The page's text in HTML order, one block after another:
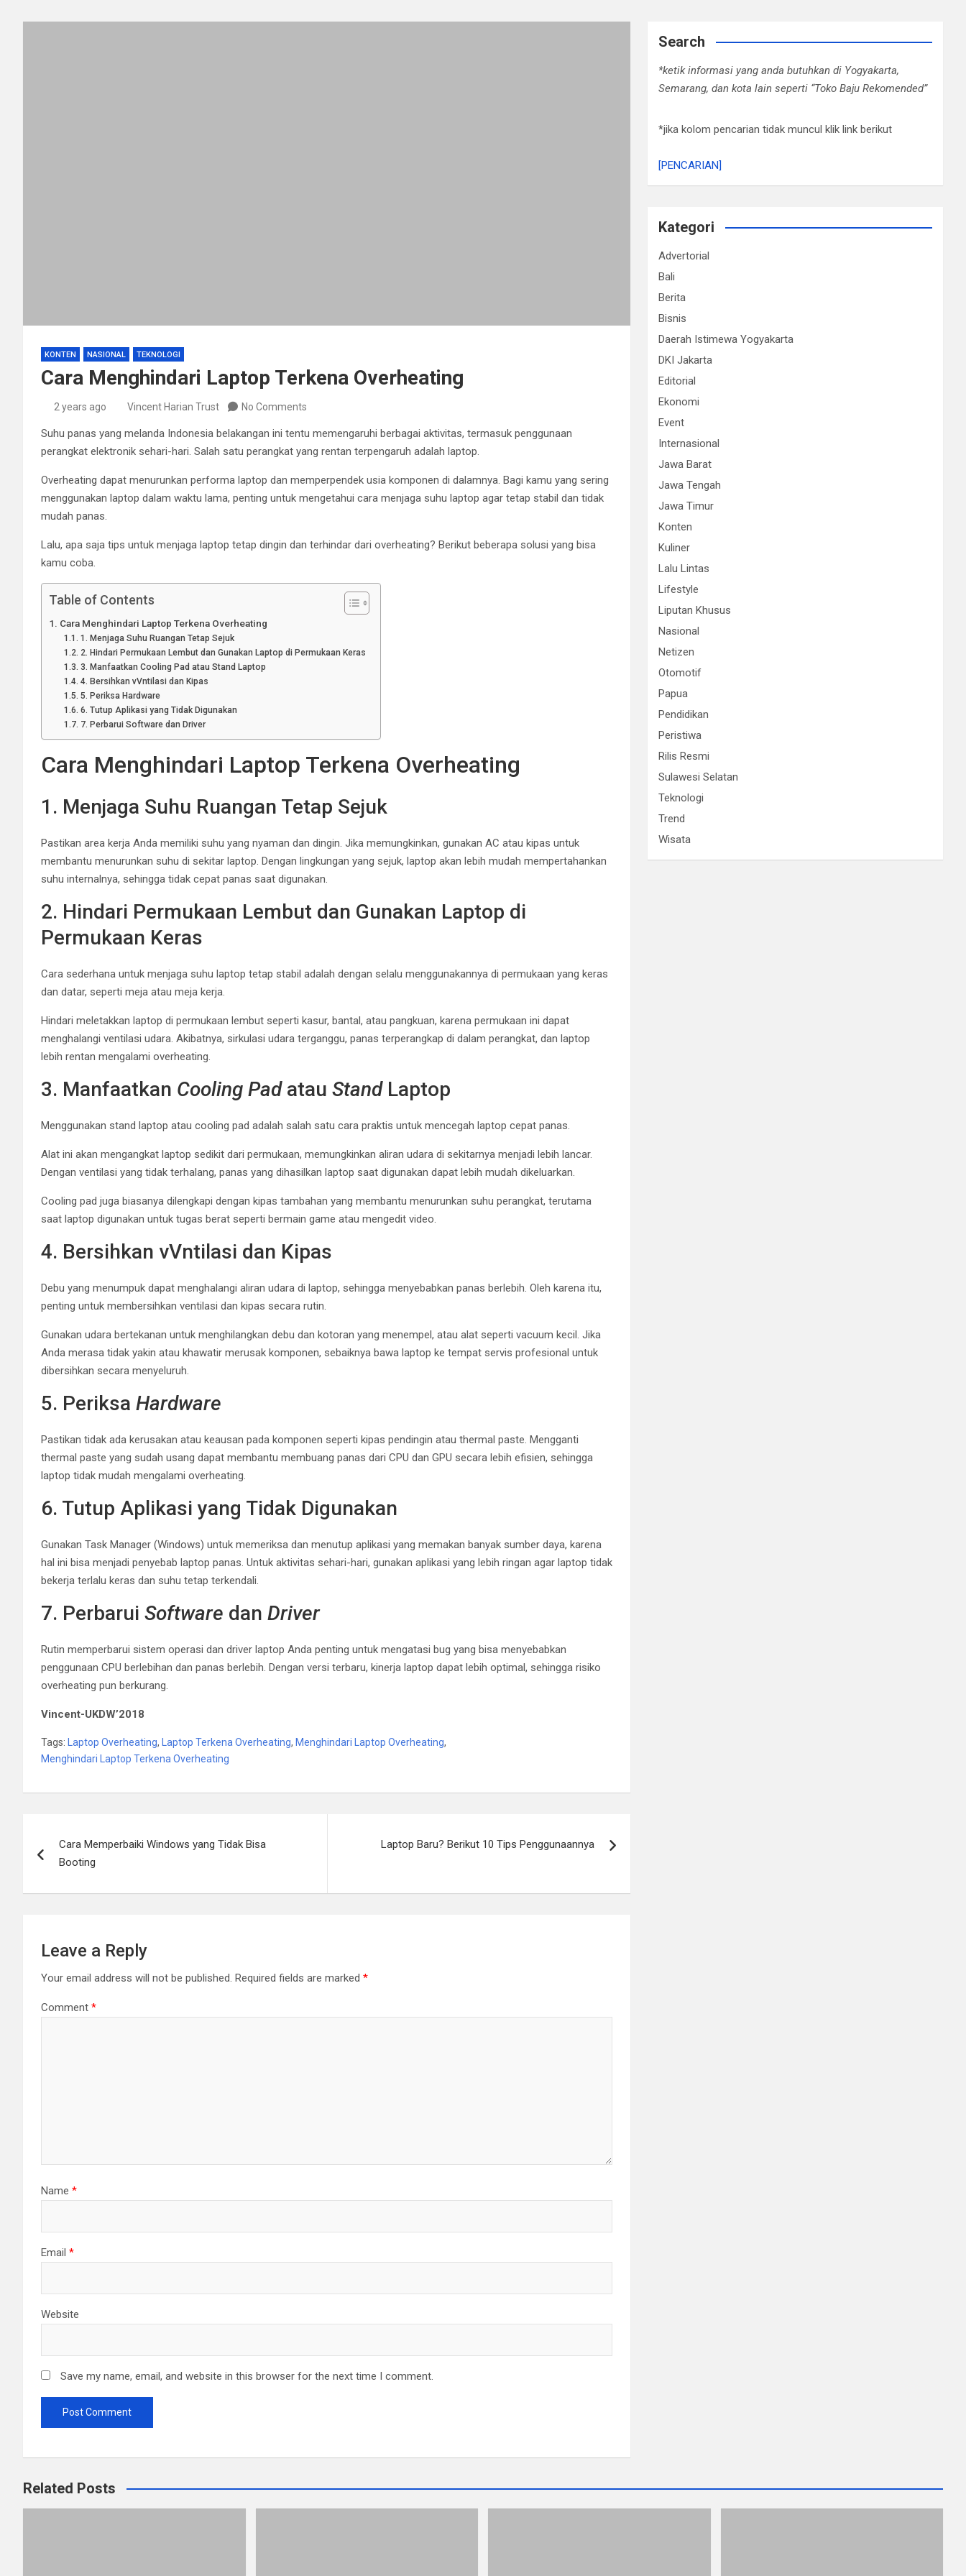
KONTEN NASIONAL TEKNOLOGI
Cara Menghindari Laptop Terkena Overheating
2 years ago Vincent Harian Trust No Comments
Suhu panas yang melanda Indonesia belakangan ini tentu memengaruhi berbagai aktivitas, termasuk penggunaan
perangkat elektronik sehari-hari. Salah satu perangkat yang rentan terpengaruh adalah laptop.
Overheating dapat menurunkan performa laptop dan memperpendek usia komponen di dalamnya. Bagi kamu yang sering
menggunakan laptop dalam waktu lama, penting untuk mengetahui cara menjaga suhu laptop agar tetap stabil dan tidak
mudah panas.
Lalu, apa saja tips untuk menjaga laptop tetap dingin dan terhindar dari overheating? Berikut beberapa solusi yang bisa
kamu coba.
Table of Contents
Cara Menghindari Laptop Terkena Overheating
1. Menjaga Suhu Ruangan Tetap Sejuk
2. Hindari Permukaan Lembut dan Gunakan Laptop di Permukaan Keras
3. Manfaatkan Cooling Pad atau Stand Laptop
4. Bersihkan vVntilasi dan Kipas
5. Periksa Hardware
6. Tutup Aplikasi yang Tidak Digunakan
7. Perbarui Software dan Driver
Cara Menghindari Laptop Terkena Overheating
1. Menjaga Suhu Ruangan Tetap Sejuk
Pastikan area kerja Anda memiliki suhu yang nyaman dan dingin. Jika memungkinkan, gunakan AC atau kipas untuk
membantu menurunkan suhu di sekitar laptop. Dengan lingkungan yang sejuk, laptop akan lebih mudah mempertahankan
suhu internalnya, sehingga tidak cepat panas saat digunakan.
2. Hindari Permukaan Lembut dan Gunakan Laptop di
Permukaan Keras
Cara sederhana untuk menjaga suhu laptop tetap stabil adalah dengan selalu menggunakannya di permukaan yang keras
dan datar, seperti meja atau meja kerja.
Hindari meletakkan laptop di permukaan lembut seperti kasur, bantal, atau pangkuan, karena permukaan ini dapat
menghalangi ventilasi udara. Akibatnya, sirkulasi udara terganggu, panas terperangkap di dalam perangkat, dan laptop
lebih rentan mengalami overheating.
3. Manfaatkan Cooling Padatau StandLaptop
Menggunakan stand laptop atau cooling pad adalah salah satu cara praktis untuk mencegah laptop cepat panas.
Alat ini akan mengangkat laptop sedikit dari permukaan, memungkinkan aliran udara di sekitarnya menjadi lebih lancar.
Dengan ventilasi yang tidak terhalang, panas yang dihasilkan laptop saat digunakan dapat lebih mudah dikeluarkan.
Cooling pad juga biasanya dilengkapi dengan kipas tambahan yang membantu menurunkan suhu perangkat, terutama
saat laptop digunakan untuk tugas berat seperti bermain game atau mengedit video.
4. Bersihkan vVntilasi dan Kipas
Debu yang menumpuk dapat menghalangi aliran udara di laptop, sehingga menyebabkan panas berlebih. Oleh karena itu,
penting untuk membersihkan ventilasi dan kipas secara rutin.
Gunakan udara bertekanan untuk menghilangkan debu dan kotoran yang menempel, atau alat seperti vacuum kecil. Jika
Anda merasa tidak yakin atau khawatir merusak komponen, sebaiknya bawa laptop ke tempat servis profesional untuk
dibersihkan secara menyeluruh.
5. Periksa Hardware
Pastikan tidak ada kerusakan atau keausan pada komponen seperti kipas pendingin atau thermal paste. Mengganti
thermal paste yang sudah usang dapat membantu membuang panas dari CPU dan GPU secara lebih efisien, sehingga
laptop tidak mudah mengalami overheating.
6. Tutup Aplikasi yang Tidak Digunakan
Gunakan Task Manager (Windows) untuk memeriksa dan menutup aplikasi yang memakan banyak sumber daya, karena
hal ini bisa menjadi penyebab laptop panas. Untuk aktivitas sehari-hari, gunakan aplikasi yang lebih ringan agar laptop tidak
bekerja terlalu keras dan suhu tetap terkendali.
7. Perbarui Software dan Driver
Rutin memperbarui sistem operasi dan driver laptop Anda penting untuk mengatasi bug yang bisa menyebabkan
penggunaan CPU berlebihan dan panas berlebih. Dengan versi terbaru, kinerja laptop dapat lebih optimal, sehingga risiko
overheating pun berkurang.
Vincent-UKDW’2018
Tags: Laptop Overheating, Laptop Terkena Overheating, Menghindari Laptop Overheating,
Menghindari Laptop Terkena Overheating
navigation
Cara Memperbaiki Windows yang Tidak Bisa
Booting
Laptop Baru? Berikut 10 Tips Penggunaannya
Leave a Reply
Your email address will not be published. Required fields are marked *
Comment *
Name *
Email *
Website
Save my name, email, and website in this browser for the next time I comment.
Search
*ketik informasi yang anda butuhkan di Yogyakarta,
Semarang, dan kota lain seperti “Toko Baju Rekomended”
*jika kolom pencarian tidak muncul klik link berikut
[PENCARIAN]
Kategori
Advertorial
Bali
Berita
Bisnis
Daerah Istimewa Yogyakarta
DKI Jakarta
Editorial
Ekonomi
Event
Internasional
Jawa Barat
Jawa Tengah
Jawa Timur
Konten
Kuliner
Lalu Lintas
Lifestyle
Liputan Khusus
Nasional
Netizen
Otomotif
Papua
Pendidikan
Peristiwa
Rilis Resmi
Sulawesi Selatan
Teknologi
Trend
Wisata
Related Posts